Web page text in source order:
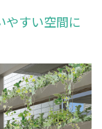
やすい空間に